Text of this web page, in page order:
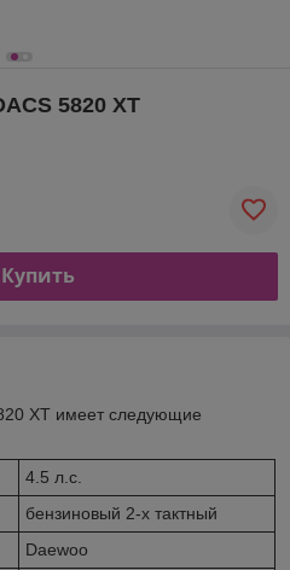
5820 XT
Купить
XT имеет следующие
4.5 л.с.
бензиновый 2-х тактный
Daewoo